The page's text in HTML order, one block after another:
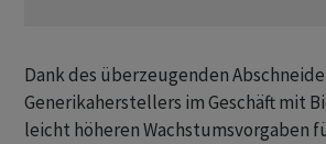
Dank des überzeugenden
Generikaherstellers im Geschäft mit
leicht höheren Wachstumsvorgaben